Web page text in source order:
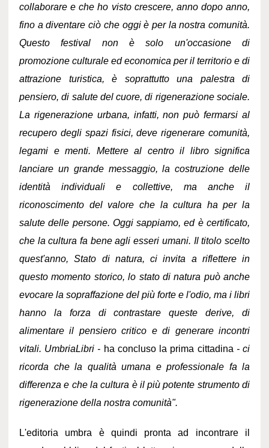
collaborare e che ho visto crescere, anno dopo anno,
fino a diventare ciò che oggi è per la nostra comunità.
Questo festival non è solo un'occasione di
promozione culturale ed economica per il territorio e di
attrazione turistica, è soprattutto una palestra di
pensiero, di salute del cuore, di rigenerazione sociale.
La rigenerazione urbana, infatti, non può fermarsi al
recupero degli spazi fisici, deve rigenerare comunità,
legami e menti. Mettere al centro il libro significa
lanciare un grande messaggio, la costruzione delle
identità individuali e collettive, ma anche il
riconoscimento del valore che la cultura ha per la
salute delle persone. Oggi sappiamo, ed è certificato,
che la cultura fa bene agli esseri umani. Il titolo scelto
quest'anno, Stato di natura, ci invita a riflettere in
questo momento storico, lo stato di natura può anche
evocare la sopraffazione del più forte e l'odio, ma i libri
hanno la forza di contrastare queste derive, di
alimentare il pensiero critico e di generare incontri
vitali. UmbriaLibri - ha concluso la prima cittadina - ci
ricorda che la qualità umana e professionale fa la
differenza e che la cultura è il più potente strumento di
rigenerazione della nostra comunità".
L'editoria umbra è quindi pronta ad incontrare il